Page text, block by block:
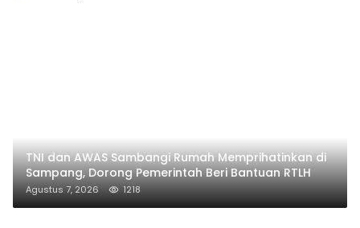
TNI dan AWAS Sambangi Rumah Memprihatinkan di
Sampang, Dorong Pemerintah Beri Bantuan RTLH
Agustus 7, 2026 1218